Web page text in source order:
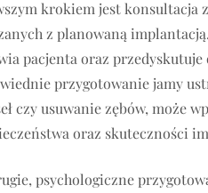
krokiem jest konsultacja
z planowaną
pacjenta oraz
przygotowanie jamy
czy usuwanie zębów, może
oraz skuteczności
psychologiczne